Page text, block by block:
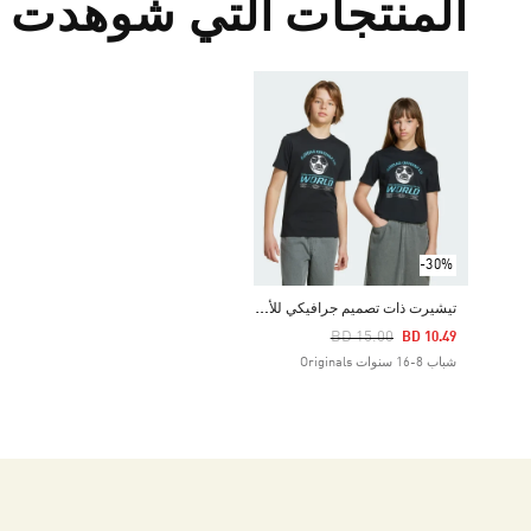
المنتجات التي شوهدت
-30%
ت
يشيرت ذات تصميم جرافيكي للأطفال
Price Reduced From
BD 15.00
To BD 10.49
شباب 8-16 سنوات Originals